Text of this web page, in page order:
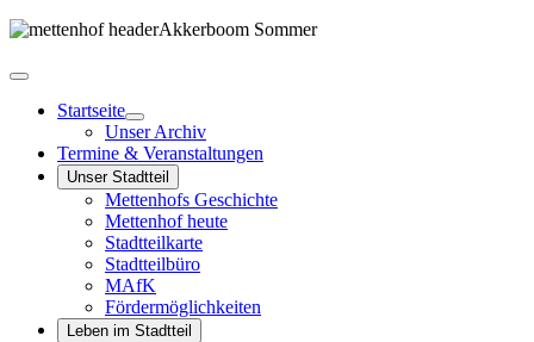
Startseite
Unser Archiv
Termine & Veranstaltungen
Unser Stadtteil
Mettenhofs Geschichte
Mettenhof heute
Stadtteilkarte
Stadtteilbüro
MAfK
Fördermöglichkeiten
Leben im Stadtteil